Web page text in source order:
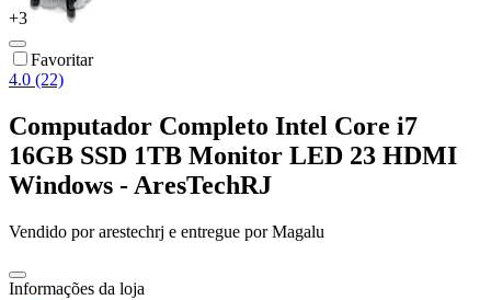
+3
Favoritar
4.0 (22)
Computador Completo Intel Core i7
16GB SSD 1TB Monitor LED 23 HDMI
Windows - AresTechRJ
Vendido porarestechrj e entregue por Magalu
Informações da loja